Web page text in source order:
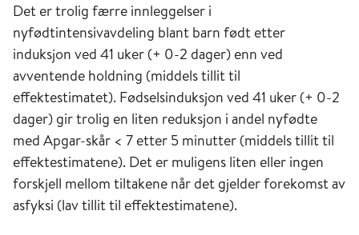
Det er trolig færre innleggelser i
nyfødtintensivavdeling blant barn født etter
induksjon ved 41 uker (+ 0-2 dager) enn ved
avventende holdning (middels tillit til
effektestimatet). Fødselsinduksjon ved 41 uker (+ 0-2
dager) gir trolig en liten reduksjon i andel nyfødte
med Apgar-skår < 7 etter 5 minutter (middels tillit til
effektestimatene). Det er muligens liten eller ingen
forskjell mellom tiltakene når det gjelder forekomst av
asfyksi (lav tillit til effektestimatene).